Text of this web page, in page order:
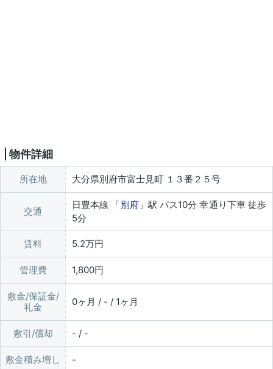
物件詳細
所在地 大分県別府市富士見町 １３番２５号
交通
日豊本線 「別府」駅 バス10分 幸通り下車 徒歩
5分
賃料 5.2万円
管理費 1,800円
敷金/保証金/
礼金
0ヶ月 / - / 1ヶ月
敷引/償却 - / -
敷金積み増し